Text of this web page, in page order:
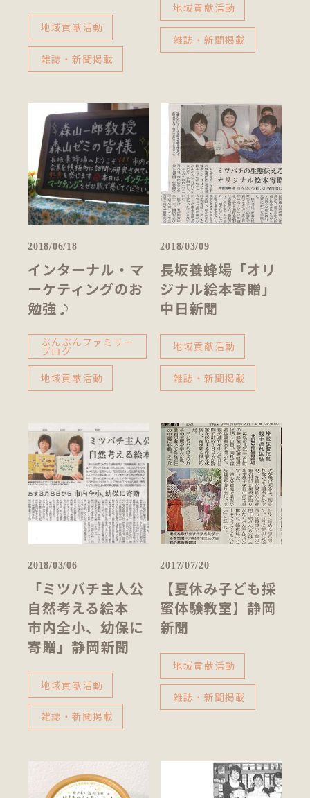
地域貢献活動
雑誌・新聞掲載
地域貢献活動
雑誌・新聞掲載
2018/06/18
インターナル・マ
ーケティングのお
勉強♪
ぶんぶんファミリー
ブログ
地域貢献活動
2018/03/09
長坂養蜂場「オリ
ジナル絵本寄贈」
中日新聞
地域貢献活動
雑誌・新聞掲載
2018/03/06
「ミツバチ主人公
自然考える絵本
市内全小、幼保に
寄贈」静岡新聞
地域貢献活動
雑誌・新聞掲載
2017/07/20
【夏休み子ども採
蜜体験教室】静岡
新聞
地域貢献活動
雑誌・新聞掲載